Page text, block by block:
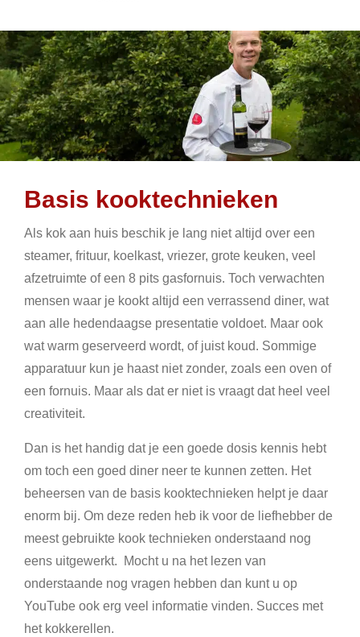
Basis kooktechnieken
Als kok aan huis beschik je lang niet altijd over een
steamer, frituur, koelkast, vriezer, grote keuken, veel
afzetruimte of een 8 pits gasfornuis. Toch verwachten
mensen waar je kookt altijd een verrassend diner, wat
aan alle hedendaagse presentatie voldoet. Maar ook
wat warm geserveerd wordt, of juist koud. Sommige
apparatuur kun je haast niet zonder, zoals een oven of
een fornuis. Maar als dat er niet is vraagt dat heel veel
creativiteit.
Dan is het handig dat je een goede dosis kennis hebt
om toch een goed diner neer te kunnen zetten. Het
beheersen van de basis kooktechnieken helpt je daar
enorm bij. Om deze reden heb ik voor de liefhebber de
meest gebruikte kook technieken onderstaand nog
eens uitgewerkt. Mocht u na het lezen van
onderstaande nog vragen hebben dan kunt u op
YouTube ook erg veel informatie vinden. Succes met
het kokkerellen.